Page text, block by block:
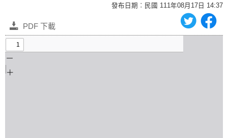
發布日期︰民國 111年08月17日 14:37
PDF 下載